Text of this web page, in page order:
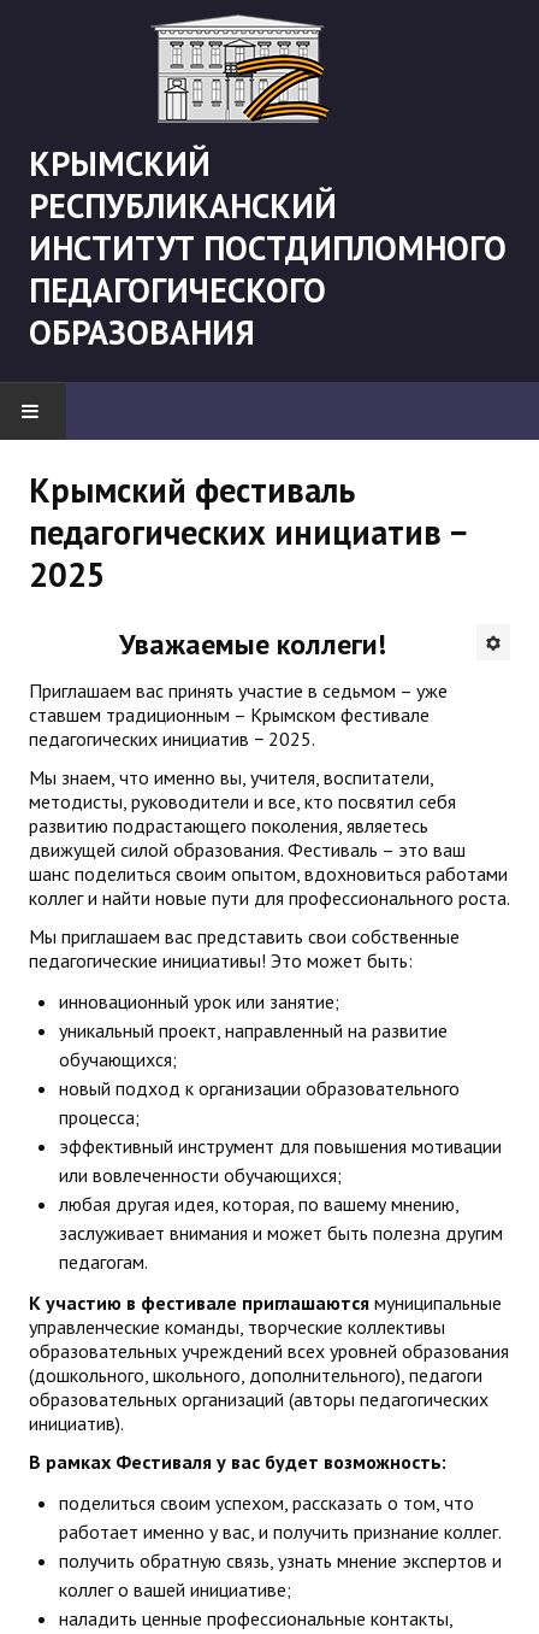
КРЫМСКИЙ
РЕСПУБЛИКАНСКИЙ
ИНСТИТУТ ПОСТДИПЛОМНОГО
ПЕДАГОГИЧЕСКОГО
ОБРАЗОВАНИЯ
"Боевая" русистика
Будни института
ИНСТИТУТ
Противодействие коррупции
В ПОМОЩЬ УЧИТЕЛЮ
Организация УВП
ГИА
Карта ГИА РК
Советуем прочитать
Готовимся к новому учебному году 2026-2027
ДПО
Профессиональная переподготовка
Повышение квалификации
КОНТАКТЫ
Крымский фестиваль
педагогических инициатив −
2025
Уважаемые коллеги!
Приглашаем вас принять участие в седьмом – уже
ставшем традиционным – Крымском фестивале
педагогических инициатив − 2025.
Мы знаем, что именно вы, учителя, воспитатели,
методисты, руководители и все, кто посвятил себя
развитию подрастающего поколения, являетесь
движущей силой образования. Фестиваль – это ваш
шанс поделиться своим опытом, вдохновиться работами
коллег и найти новые пути для профессионального роста.
Мы приглашаем вас представить свои собственные
педагогические инициативы! Это может быть:
инновационный урок или занятие;
уникальный проект, направленный на развитие
обучающихся;
новый подход к организации образовательного
процесса;
эффективный инструмент для повышения мотивации
или вовлеченности обучающихся;
любая другая идея, которая, по вашему мнению,
заслуживает внимания и может быть полезна другим
педагогам.
К участию в фестивале приглашаются муниципальные
управленческие команды, творческие коллективы
образовательных учреждений всех уровней образования
(дошкольного, школьного, дополнительного), педагоги
образовательных организаций (авторы педагогических
инициатив).
В рамках Фестиваля у вас будет возможность:
поделиться своим успехом, рассказать о том, что
работает именно у вас, и получить признание коллег.
получить обратную связь, узнать мнение экспертов и
коллег о вашей инициативе;
наладить ценные профессиональные контакты,